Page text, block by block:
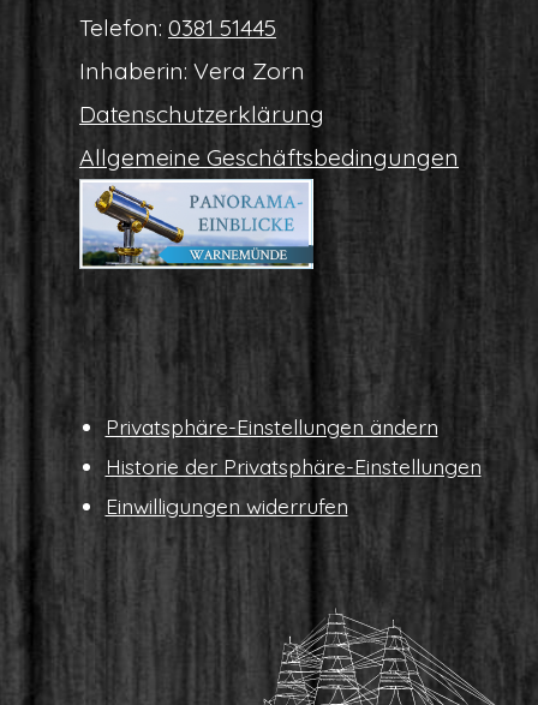
Tele­fon: 0381 51445
Inha­be­rin: Vera Zorn
Daten­schutz­er­klä­rung
All­ge­mei­ne Geschäftsbedingungen
Pri­vat­sphä­re-Ein­stel­lun­gen ändern
His­to­rie der Privatsphäre-Einstellungen
Ein­wil­li­gun­gen widerrufen